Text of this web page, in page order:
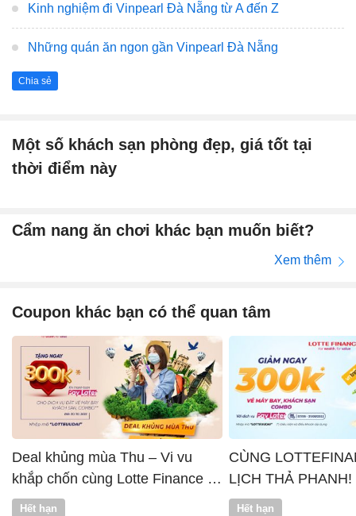
Kinh nghiệm đi Vinpearl Đà Nẵng từ A đến Z
Những quán ăn ngon gần Vinpearl Đà Nẵng
Chia sẻ
Một số khách sạn phòng đẹp, giá tốt tại
thời điểm này
Cẩm nang ăn chơi khác bạn muốn biết?
Xem thêm
Coupon khác bạn có thể quan tâm
Deal khủng mùa Thu – Vi vu
khắp chốn cùng Lotte Finance x
Vntrip
Hết hạn
CÙNG
LỊCH THẢ PHANH!
Hết hạn